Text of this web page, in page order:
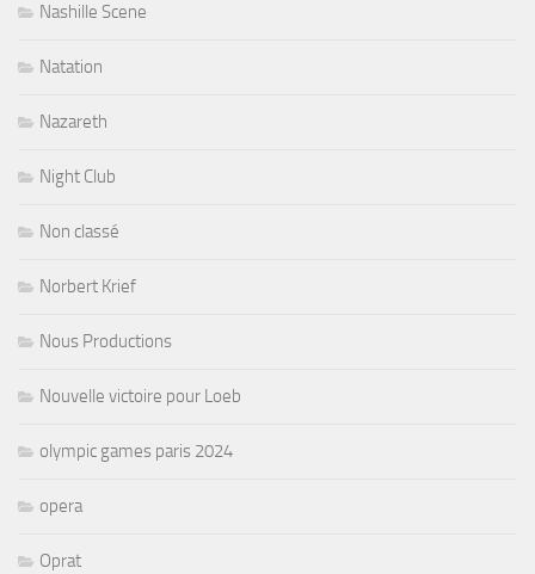
Nashille Scene
Natation
Nazareth
Night Club
Non classé
Norbert Krief
Nous Productions
Nouvelle victoire pour Loeb
olympic games paris 2024
opera
Oprat